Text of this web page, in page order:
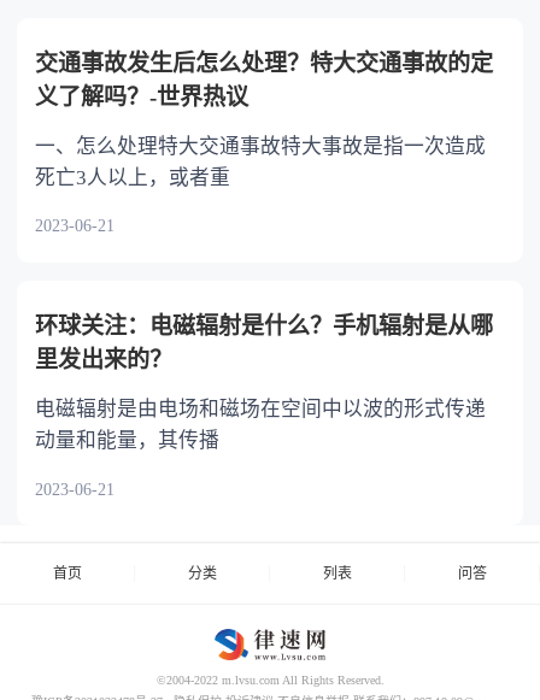
交通事故发生后怎么处理？特大交通事故的定
义了解吗？-世界热议
一、怎么处理特大交通事故特大事故是指一次造成
死亡3人以上，或者重
2023-06-21
环球关注：电磁辐射是什么？手机辐射是从哪
里发出来的？
电磁辐射是由电场和磁场在空间中以波的形式传递
动量和能量，其传播
2023-06-21
首页 分类 列表 问答
©2004-2022 m.lvsu.com All Rights Reserved.